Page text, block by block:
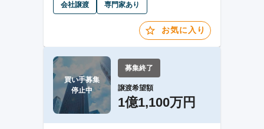
会社譲渡 専門家あり
お気に入り
買い手募集
停止中
募集終了
譲渡希望額
1億1,100万円